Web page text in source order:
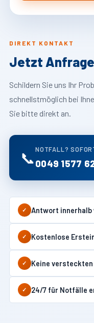
DIREKT KONTAKT
Jetzt
Schildern Sie uns Ihr
schnellstmöglich bei
Sie bitte direkt an.
📞 NOTFALL?
0049 1577
✓ Antwort innerhalb
✓ Kostenlose
✓ Keine versteckten
✓ 24/7 für Notfälle